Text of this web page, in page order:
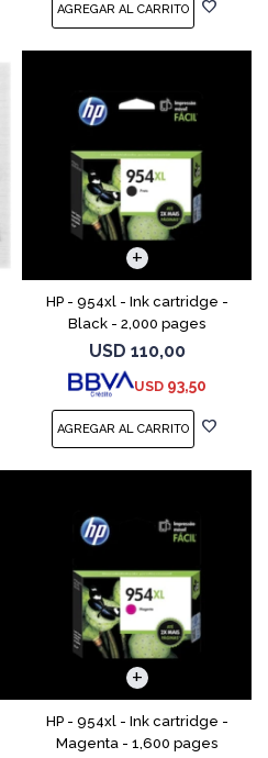
HP - 954xl - Ink cartridge -
Black - 2,000 pages
USD 110,00
USD 93,50
HP - 954xl - Ink cartridge -
Magenta - 1,600 pages